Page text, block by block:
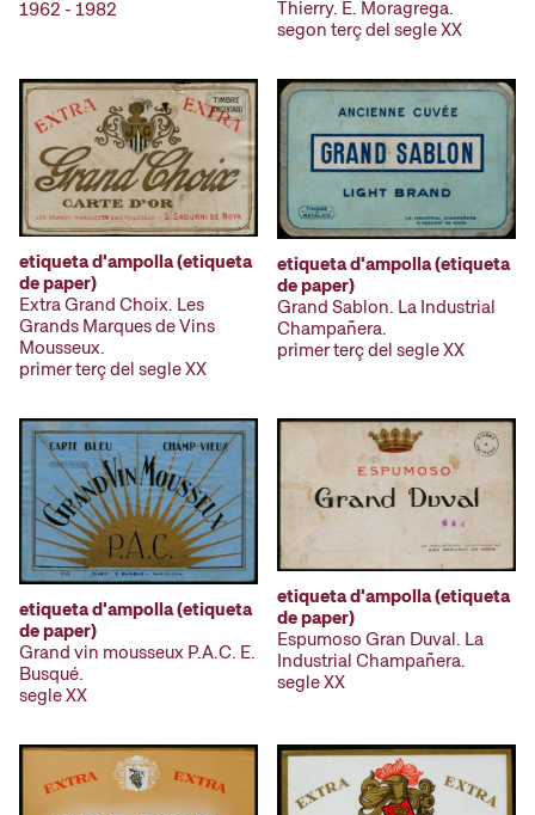
1962 - 1982
Thierry. E. Moragrega.
segon terç del segle XX
etiqueta d'ampolla (etiqueta
de paper)
Extra Grand Choix. Les
Grands Marques de Vins
Mousseux.
primer terç del segle XX
etiqueta d'ampolla (etiqueta
de paper)
Grand Sablon. La Industrial
Champañera.
primer terç del segle XX
etiqueta d'ampolla (etiqueta
de paper)
Grand vin mousseux P.A.C. E.
Busqué.
segle XX
etiqueta d'ampolla (etiqueta
de paper)
Espumoso Gran Duval. La
Industrial Champañera.
segle XX